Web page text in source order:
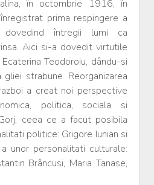
în octombrie 1916, în
prima respingere a
dovedind întregii lumi ca
Aici si-a dovedit virtutile
Teodoroiu, dându-si
strabune. Reorganizarea
a creat noi perspective
politica, sociala si
ceea ce a facut posibila
politice: Grigore Iunian si
unor personalitati culturale:
Brâncusi, Maria Tanase,